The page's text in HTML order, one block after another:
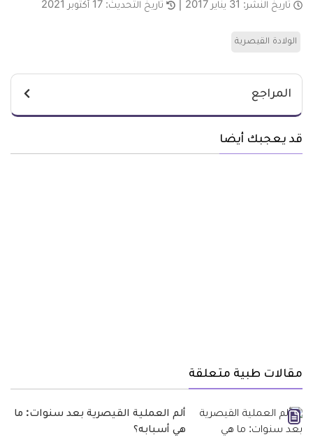
تاريخ النشر: 31 يناير 2017 تاريخ التحديث: 17 أكتوبر 2021
الولادة القيصرية
المراجع
قد يعجبك أيضا
مقالات طبية متعلقة
ألم العملية القيصرية بعد سنوات: ما
هي أسبابه؟